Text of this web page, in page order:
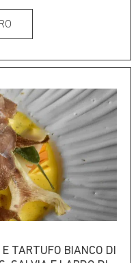
TARTUFO BIANCO DI